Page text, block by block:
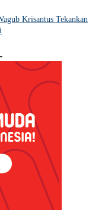
Krisantus Tekankan